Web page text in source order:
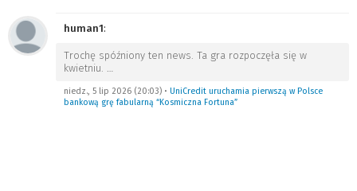
human1:
Trochę spóźniony ten news. Ta gra rozpoczęła się w
kwietniu. …
niedz., 5 lip 2026 (20:03) • UniCredit uruchamia pierwszą w Polsce
bankową grę fabularną “Kosmiczna Fortuna”